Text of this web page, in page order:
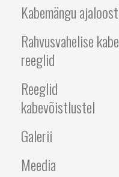
Kabemängu ajaloost
Rahvusvahelise kabe
reeglid
Reeglid
kabevõistlustel
Galerii
Meedia